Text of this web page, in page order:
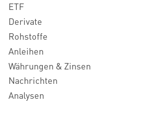
ETF
Derivate
Rohstoffe
Anleihen
Währungen & Zinsen
Nachrichten
Analysen